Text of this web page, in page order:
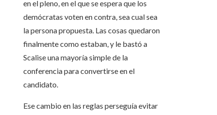
en el pleno, en el que se espera que los
demócratas voten en contra, sea cual sea
la persona propuesta. Las cosas quedaron
finalmente como estaban, y le bastó a
Scalise una mayoría simple de la
conferencia para convertirse en el
candidato.
Ese cambio en las reglas perseguía evitar